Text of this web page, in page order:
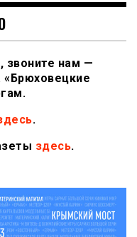
звоните нам —
«Брюховецкие
.
здесь.